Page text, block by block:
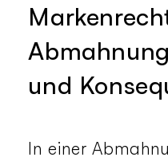
und
In einer